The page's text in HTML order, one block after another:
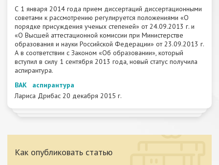
С 1 января 2014 года прием диссертаций диссертационными
советами к рассмотрению регулируется положениями «О
порядке присуждения ученых степеней» от 24.09.2013 г. и
«О Высшей аттестационной комиссии при Министерстве
образования и науки Российской Федерации» от 23.09.2013 г.
А в соответствии с Законом «Об образовании», который
вступил в силу 1 сентября 2013 года, новый статус получила
аспирантура.
ВАК
аспирантура
Лариса Дрибас 20 декабря 2015 г.
Как опубликовать статью